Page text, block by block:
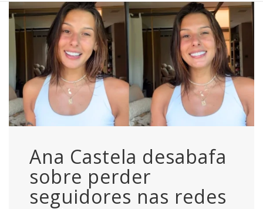
Ana Castela desabafa
sobre perder
seguidores nas redes